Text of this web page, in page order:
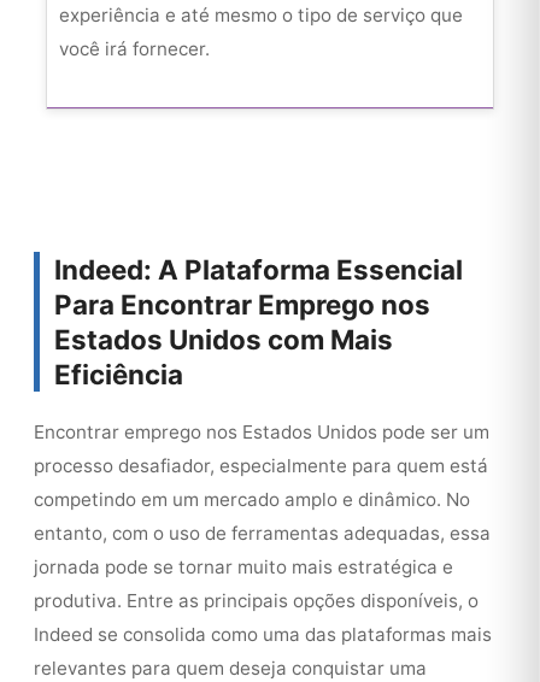
experiência e até mesmo o tipo de serviço que
você irá fornecer.
Indeed: A Plataforma Essencial
Para Encontrar Emprego nos
Estados Unidos com Mais
Eficiência
Encontrar emprego nos Estados Unidos pode ser um
processo desafiador, especialmente para quem está
competindo em um mercado amplo e dinâmico. No
entanto, com o uso de ferramentas adequadas, essa
jornada pode se tornar muito mais estratégica e
produtiva. Entre as principais opções disponíveis, o
Indeed se consolida como uma das plataformas mais
relevantes para quem deseja conquistar uma